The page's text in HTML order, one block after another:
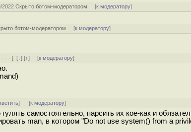
2022Скрыто ботом-модератором [к модератору]
ботом-модератором [к модератору]
· · ·][↓] [↑] [к модератору]
] [к модератору]
самостоятельно, парсить их кое-как и
man, в котором "Do not use system() from a